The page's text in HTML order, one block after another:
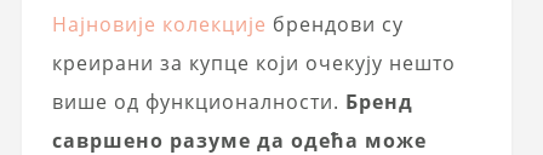
Најновије колекције брендови су
креирани за купце који очекују нешто
више од функционалности. Бренд
савршено разуме да одећа може